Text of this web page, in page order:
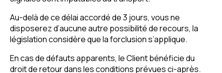
Au-delà de ce délai accordé de 3 jours, vous ne
disposerez d’aucune autre possibilité de recours, la
législation considère que la forclusion s’applique.
En cas de défauts apparents, le Client bénéficie du
droit de retour dans les conditions prévues ci-après.